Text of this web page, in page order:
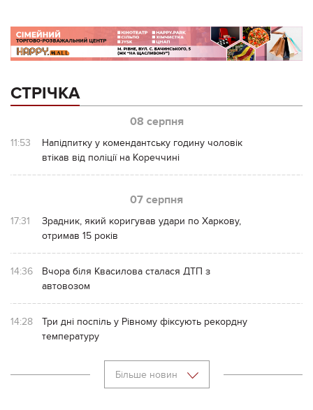
СТРІЧКА
08 серпня
11:53
Напідпитку у комендантську годину чоловік
втікав від поліції на Кореччині
07 серпня
17:31
Зрадник, який коригував удари по Харкову,
отримав 15 років
14:36
Вчора біля Квасилова сталася ДТП з
автовозом
14:28
Три дні поспіль у Рівному фіксують рекордну
температуру
Більше новин